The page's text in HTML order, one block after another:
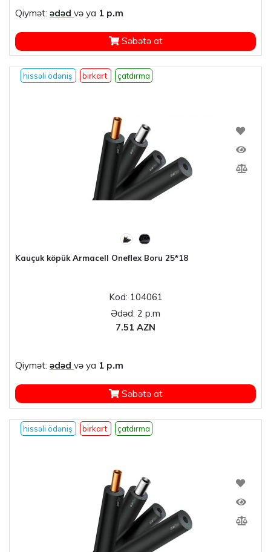
Qiymət: ədəd və ya 1 p.m
Səbətə at
hissəli ödəniş birkart çatdırma
Kauçuk köpük Armacell Oneflex Boru 25*18
Kod: 104061
Ədəd: 2 p.m
7.51 AZN
Qiymət: ədəd və ya 1 p.m
Səbətə at
hissəli ödəniş birkart çatdırma